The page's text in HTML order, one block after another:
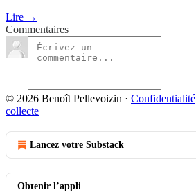
Lire →
Commentaires
© 2026 Benoît Pellevoizin · Confidentialité
collecte
Lancez votre Substack
Obtenir l’appli